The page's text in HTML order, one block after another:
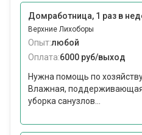
Домработница, 1 раз в
Верхние Лихоборы
Опыт:любой
Оплата:6000 руб/выход
Нужна помощь по
Влажная, поддерживающая
уборка санузлов...